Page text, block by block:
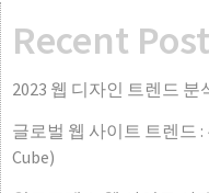
Recent
2023 웹 디자인 트렌드 분
글로벌 웹 사이트 트렌드
Cube)